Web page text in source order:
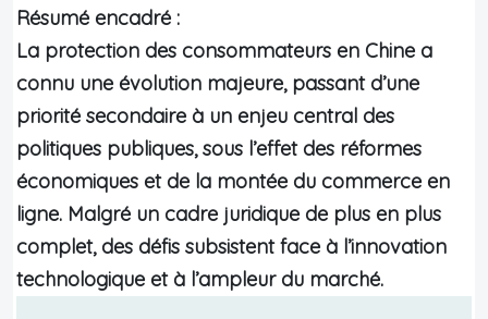
Résumé encadré :
La protection des consommateurs en Chine a
connu une évolution majeure, passant d’une
priorité secondaire à un enjeu central des
politiques publiques, sous l’effet des réformes
économiques et de la montée du commerce en
ligne. Malgré un cadre juridique de plus en plus
complet, des défis subsistent face à l’innovation
technologique et à l’ampleur du marché.